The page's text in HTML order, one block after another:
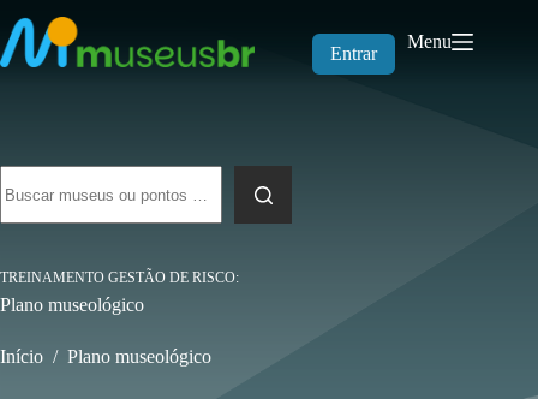
para
o
conteúdo
Entrar
Menu
resultados
TREINAMENTO GESTÃO DE RISCO
Plano museológico
Início / Plano museológico